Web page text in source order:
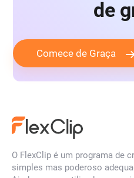
vídeo de
vídeo de cerimónia de
Vídeo de Black Friday
vídeo de notícias
de
Comece de Graça
O FlexClip é um programa de
simples mas poderoso